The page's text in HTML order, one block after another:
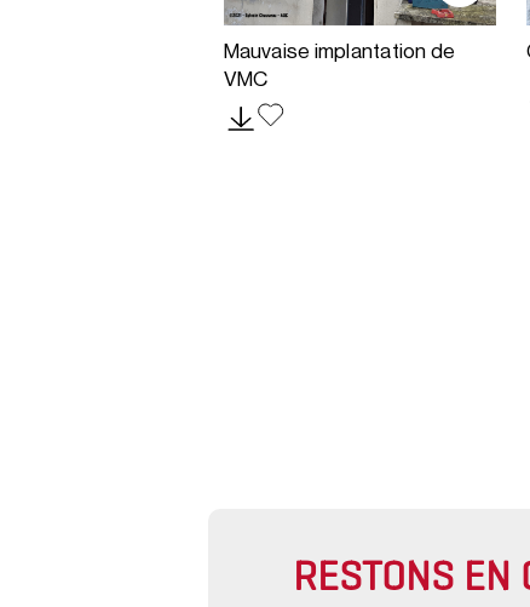
Mauvaise implantation de
VMC
RESTONS EN